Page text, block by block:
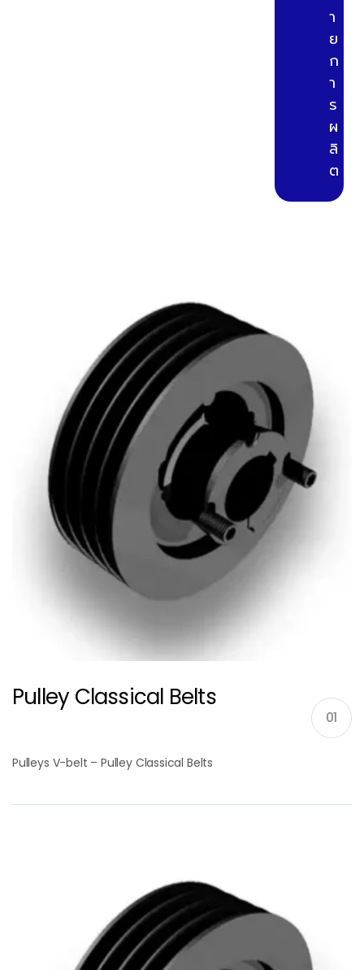
า
ย
ก
า
ร
ผ
ลิ
ต
Pulley Classical Belts
01
Pulleys V-belt – Pulley Classical Belts